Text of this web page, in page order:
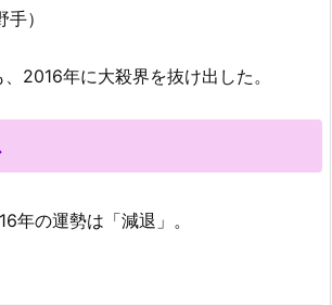
）
2016年に大殺界を抜け出した。
年の運勢は「減退」。